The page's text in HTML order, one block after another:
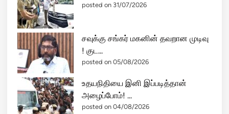
posted on 31/07/2026
சவுக்கு சங்கர் மகனின் தவறான முடிவு
! குட...
posted on 05/08/2026
உதயநிதியை இனி இப்படித்தான்
அழைப்போம்! ...
posted on 04/08/2026